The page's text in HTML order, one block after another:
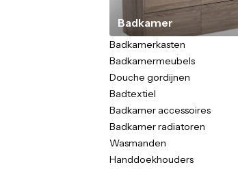
Badkamer
Badkamerkasten
Badkamermeubels
Douche gordijnen
Badtextiel
Badkamer accessoires
Badkamer radiatoren
Wasmanden
Handdoekhouders